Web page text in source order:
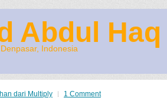
Abdul Haq
Denpasar, Indonesia
dari Multiply 1 Comment